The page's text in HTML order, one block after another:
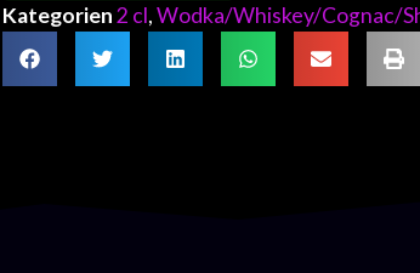
Kategorien2 cl,Wodka/Whiskey/Cognac/